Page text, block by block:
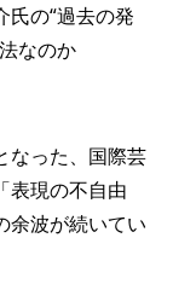
氏の“過去の発
なのか
なった、国際芸
表現の不自由
余波が続いてい